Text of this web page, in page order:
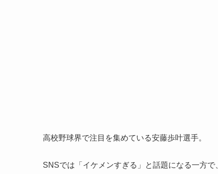
高校野球界で注目を集めている安藤歩叶選手。
SNSでは「イケメンすぎる」と話題になる一方